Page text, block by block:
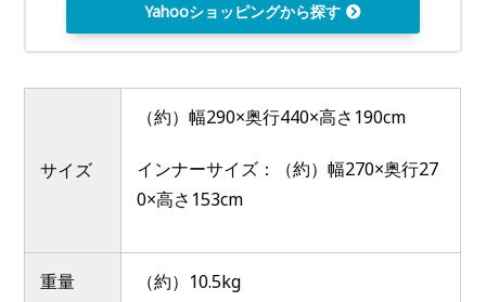
Yahooショッピングから探す
サイズ
（約）幅290×奥行440×高さ190cm
インナーサイズ：（約）幅270×奥行27
0×高さ153cm
重量 （約）10.5kg